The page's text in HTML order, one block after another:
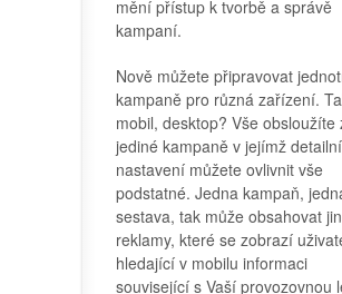
mění přístup k tvorbě a správě
kampaní.
Nově můžete připravovat
kampaně pro různá zařízení.
mobil, desktop? Vše obsloužíte
jediné kampaně v jejímž
nastavení můžete ovlivnit vše
podstatné. Jedna kampaň,
sestava, tak může obsahovat
reklamy, které se zobrazí
hledající v mobilu informaci
související s Vaší provozovnou